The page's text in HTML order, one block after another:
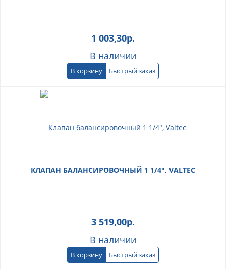
1 003,30р.
В наличии
В корзину Быстрый заказ
КЛАПАН БАЛАНСИРОВОЧНЫЙ 1 1/4", VALTEC
3 519,00р.
В наличии
В корзину Быстрый заказ